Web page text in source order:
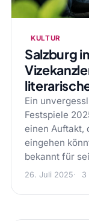
KULTUR
Salzburg
Ein
Festspiele
einen Auftakt,
eingehen
bekannt für
26. Juli 2025 3